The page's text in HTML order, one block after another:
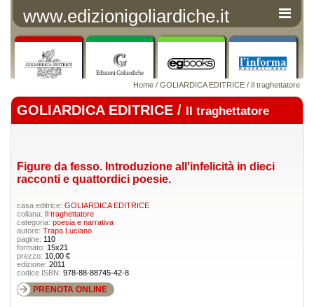
www.edizionigoliardiche.it
Home / GOLIARDICA EDITRICE / Il traghettatore
GOLIARDICA EDITRICE / Il traghettatore
Figure da fesso. Introduzione all'infelicità in dieci
racconti e quattordici poesie.
casa editrice: GOLIARDICA EDITRICE
collana: Il traghettatore
categoria: poesia e narrativa
autore: Trapa Luciano
pagine: 110
formato: 15x21
prezzo: 10,00 €
edizione: 2011
codice ISBN: 978-88-88745-42-8
PRENOTA ONLINE